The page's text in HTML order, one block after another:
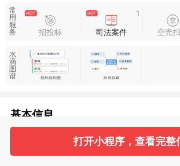
常
用
服
务
招投标
1
司法案件 空壳
水
滴
图
谱
基本信息
打开小程序，查看完整